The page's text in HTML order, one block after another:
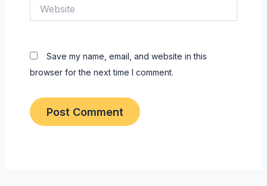
Save my name, email, and website in this
browser for the next time I comment.